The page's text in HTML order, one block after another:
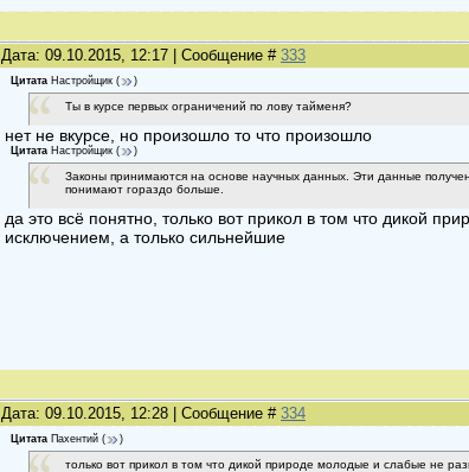
Дата: 09.10.2015, 12:17 | Сообщение # 333
Цитата Настройщик ( )
Ты в курсе первых ограничений по лову тайменя?
нет не вкурсе, но произошло то что произошло
Цитата Настройщик ( )
Законы принимаются на основе научных данных. Эти данные
понимают гораздо больше.
да это всё понятно, только вот прикол в том что дикой
исключением, а только сильнейшие
Дата: 09.10.2015, 12:28 | Сообщение # 334
Цитата Пахентий ( )
только вот прикол в том что дикой природе молодые и слабые не